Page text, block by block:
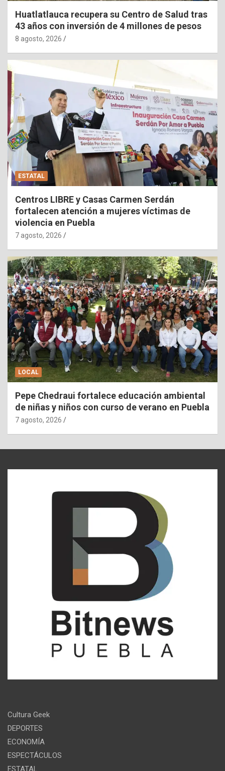
Huatlatlauca recupera su Centro de Salud tras
43 años con inversión de 4 millones de pesos
8 agosto, 2026
ESTATAL
Centros LIBRE y Casas Carmen Serdán
fortalecen atención a mujeres víctimas de
violencia en Puebla
7 agosto, 2026
LOCAL
Pepe Chedraui fortalece educación ambiental
de niñas y niños con curso de verano en Puebla
7 agosto, 2026
Cultura Geek
DEPORTES
ECONOMÍA
ESPECTÁCULOS